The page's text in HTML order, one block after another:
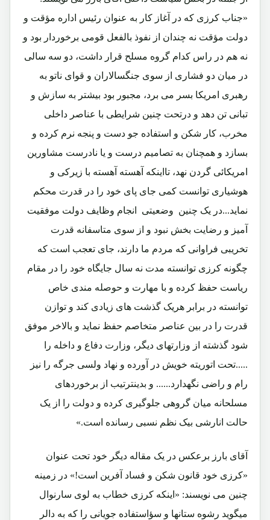
«جناب کرزی که در آغاز کار به عنوان رئیس اداره مؤقت و
دولت مؤقت نه چندان از نفوذ بالفعل قومی برخوردار بود و
نه هم در راس کدام گروه مسلح قرار داشت، دو سه سالی
در میان دو فشاری از سوی جنگسالاران و قوای ناتو به
رهبری امریکا بسر می برد، مجبور بود بیشتر به سازش و
تبانی تن دهد و درتحت چنین شرایطی با عناصر داخلی
مخرب، کار شکن و استفاده جو دست و پنجه نرم کرده و
بسازد و همچنان به تصامیم درست و یا نادرست مشاورین
امریکائی گردن نهد، تااینکه آهسته آهسته با زیرکی و
هوشیاری توانست کمی جای پای خود را در قدرت محکم
نماید...در یک چنین وضعیتی انجام وظایف دولت موفقیت
آمیز و رضایت بخش نبود و از سوی متاسفانه قدرت
تخریبی فراوانی که مردم ما دارند، جای تعجب است که
چگونه کرزی توانسته مدت نه سال جایگاه خود را در مقام
ریاست حفظ کرده و با مهارت و حوصله مندی خاص
توانسته در برابر هریک گذشت های زیادی کند و توازن
قدرت را در بین عناصر متخاصم حفظ نماید و بالاخر موفق
شود گذشته از وزارتهای دیگر، وزارت دفاع و داخله را
.....تحت اتوریته خویش در آورده و نهاد ولسی جرگه را نیز
رام و راضی نگهدارد...... و بدینترتیب از برخوردهای
مسلحانه میان گروهی جلوگیری کرده و دولت را از یک
حالت انارشی بیک نظم نسبی رسانده است.»
آقای بارز برعکس در یک مقاله دیگر خود تحت عنوان
«کرزی خود قانون شکن و فساد آفرین است!» در زمینه
چنین می نویسند: «اینکه کرزی خطاب به لوی سارنوال
میگوید رشوه ستانها و سؤاستفاده جویانی را که به دالر